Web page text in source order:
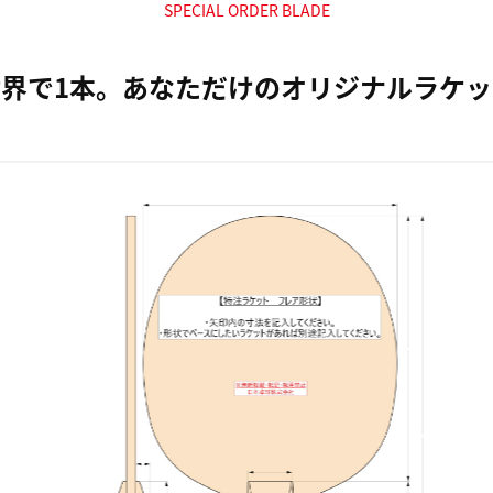
SPECIAL ORDER BLADE
で1本。あなただけのオリジナルラケ